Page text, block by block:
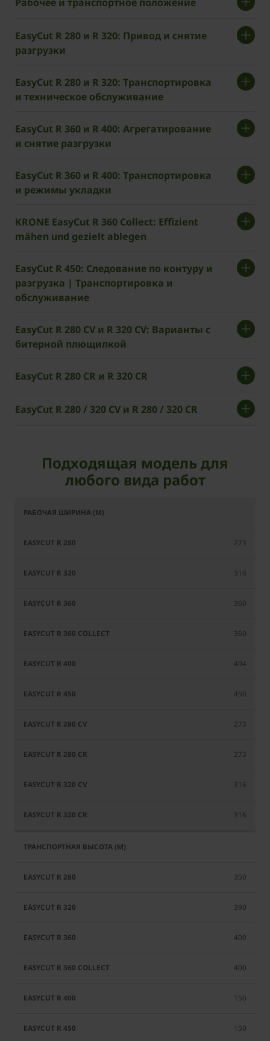
EasyCut R 280 и R 320: Привод и снятие
разгрузки
EasyCut R 280 и R 320: Транспортировка
и техническое обслуживание
EasyCut R 360 и R 400: Агрегатирование
и снятие разгрузки
EasyCut R 360 и R 400: Транспортировка
и режимы укладки
KRONE EasyCut R 360 Collect: Effizient
mähen und gezielt ablegen
EasyCut R 450: Следование по контуру и
разгрузка | Транспортировка и
обслуживание
EasyCut R 280 CV и R 320 CV: Варианты с
битерной плющилкой
EasyCut R 280 CR и R 320 CR
EasyCut R 280 / 320 CV и R 280 / 320 CR
Подходящая модель для
любого вида работ
Collect
273
316
360
360
404
450
273
273
316
316
350
390
400
400
150
150